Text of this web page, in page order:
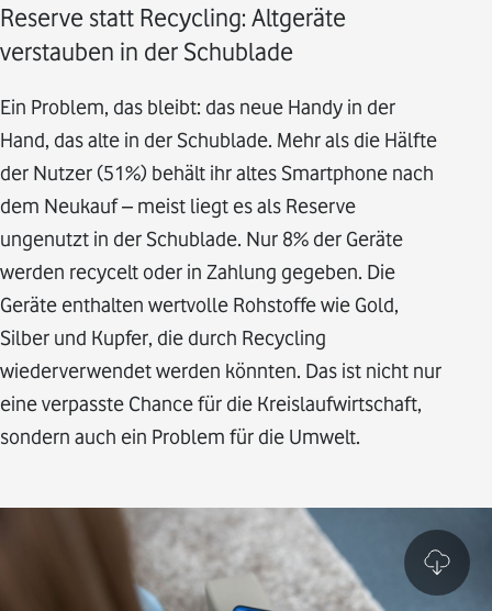
Reserve statt Recycling: Altgeräte
verstauben in der Schublade
Ein Problem, das bleibt: das neue Handy in der
Hand, das alte in der Schublade. Mehr als die Hälfte
der Nutzer (51%) behält ihr altes Smartphone nach
dem Neukauf – meist liegt es als Reserve
ungenutzt in der Schublade. Nur 8% der Geräte
werden recycelt oder in Zahlung gegeben. Die
Geräte enthalten wertvolle Rohstoffe wie Gold,
Silber und Kupfer, die durch Recycling
wiederverwendet werden könnten. Das ist nicht nur
eine verpasste Chance für die Kreislaufwirtschaft,
sondern auch ein Problem für die Umwelt.